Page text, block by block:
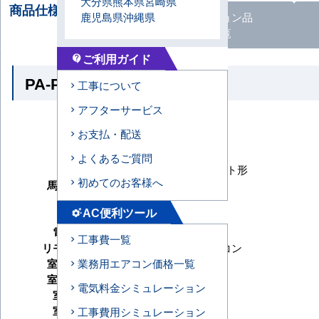
商品仕様・比較される
商品
オプション品
一覧
PA-P50U7SGNB の商品仕様
シリーズ
型番
PA-P50U7SGNB
形状
4方向天井カセット形
馬力（能力）
2馬力
冷房能力
暖房能力
電源タイプ
リモコンタイプ
ワイヤードリモコン
室内機サイズ
室外機サイズ
室内機重量
室外機重量
鹿児島県沖縄県
contact_support ご利用ガイド
工事について
アフターサービス
お支払・配送
よくあるご質問
初めてのお客様へ
settings_suggestAC便利ツール
工事費一覧
業務用エアコン価格一覧
電気料金シミュレーション
工事費用シミュレーション